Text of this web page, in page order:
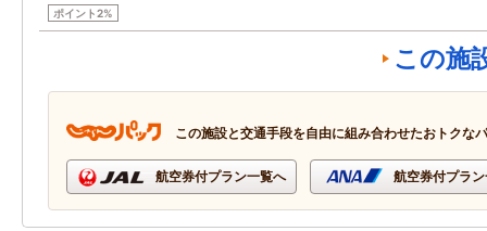
ポイント2%
この施
この施設と交通手段を自由に組み合わせたおトクな
航空券付プラン一覧へ 航空券付プラ